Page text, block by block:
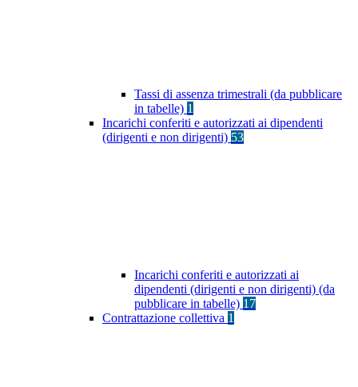
Tassi di assenza trimestrali (da pubblicare
in tabelle) 1
Incarichi conferiti e autorizzati ai dipendenti
(dirigenti e non dirigenti) 53
Incarichi conferiti e autorizzati ai
dipendenti (dirigenti e non dirigenti) (da
pubblicare in tabelle) 17
Contrattazione collettiva 1